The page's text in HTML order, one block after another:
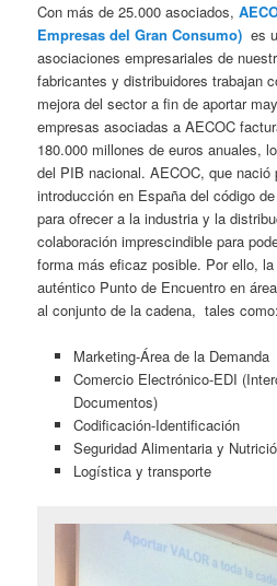
Con más de 25.000 asociados,
Empresas del Gran Consumo) es
asociaciones empresariales de
fabricantes y distribuidores trabajan
mejora del sector a fin de aportar
empresas asociadas a AECOC
180.000 millones de euros anuales,
del PIB nacional. AECOC, que nació
introducción en España del código
para ofrecer a la industria y la
colaboración imprescindible para
forma más eficaz posible. Por ello,
auténtico Punto de Encuentro en
al conjunto de la cadena, tales como:
Marketing-Área de la Demanda
Comercio Electrónico-EDI
Documentos)
Codificación-Identificación
Seguridad Alimentaria y
Logística y transporte